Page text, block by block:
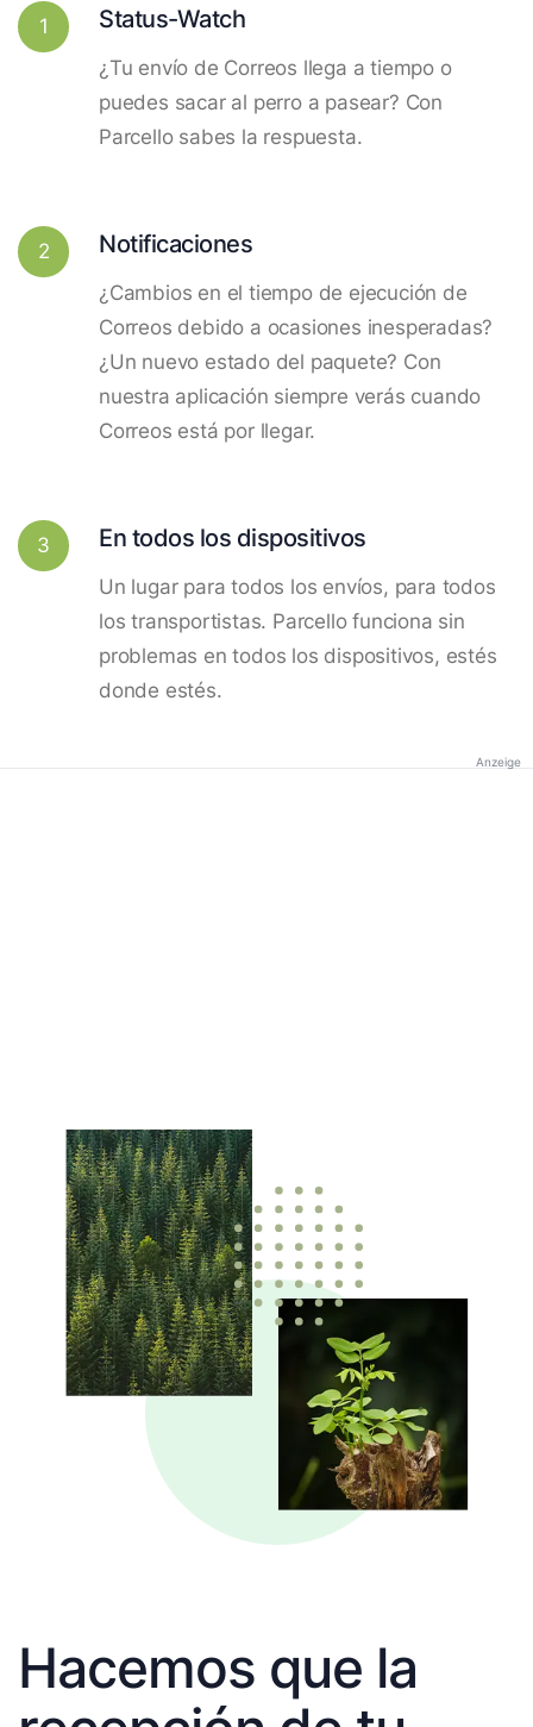
1 Status-Watch
¿Tu envío de Correos llega a tiempo o
puedes sacar al perro a pasear? Con
Parcello sabes la respuesta.
2 Notificaciones
¿Cambios en el tiempo de ejecución de
Correos debido a ocasiones inesperadas?
¿Un nuevo estado del paquete? Con
nuestra aplicación siempre verás cuando
Correos está por llegar.
3 En todos los dispositivos
Un lugar para todos los envíos, para todos
los transportistas. Parcello funciona sin
problemas en todos los dispositivos, estés
donde estés.
Anzeige
Hacemos que la